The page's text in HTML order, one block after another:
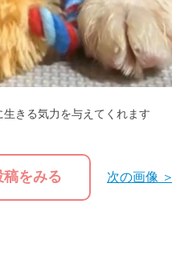
きる気力を与えてくれます
をみる 次の画像 ＞